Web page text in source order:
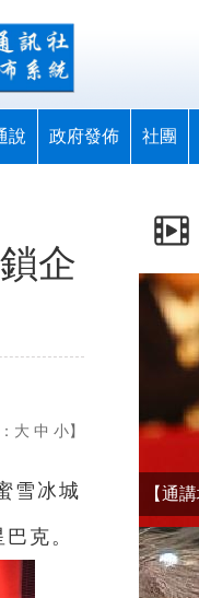
說 政府發佈 社團
企
大 中 小】
雪冰城
克。